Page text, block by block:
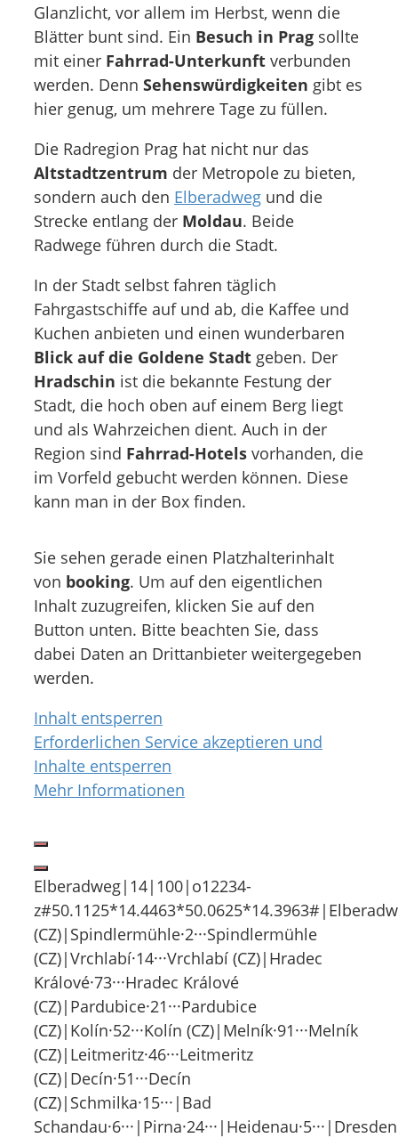
Glanzlicht, vor allem im Herbst, wenn die
Blätter bunt sind. Ein Besuch in Prag sollte
mit einer Fahrrad-Unterkunft verbunden
werden. Denn Sehenswürdigkeiten gibt es
hier genug, um mehrere Tage zu füllen.
Die Radregion Prag hat nicht nur das
Altstadtzentrum der Metropole zu bieten,
sondern auch den Elberadweg und die
Strecke entlang der Moldau. Beide
Radwege führen durch die Stadt.
In der Stadt selbst fahren täglich
Fahrgastschiffe auf und ab, die Kaffee und
Kuchen anbieten und einen wunderbaren
Blick auf die Goldene Stadt geben. Der
Hradschin ist die bekannte Festung der
Stadt, die hoch oben auf einem Berg liegt
und als Wahrzeichen dient. Auch in der
Region sind Fahrrad-Hotels vorhanden, die
im Vorfeld gebucht werden können. Diese
kann man in der Box finden.
Sie sehen gerade einen Platzhalterinhalt
von booking. Um auf den eigentlichen
Inhalt zuzugreifen, klicken Sie auf den
Button unten. Bitte beachten Sie, dass
dabei Daten an Drittanbieter weitergegeben
werden.
Inhalt entsperren
Erforderlichen Service akzeptieren und
Inhalte entsperren
Mehr Informationen
Elberadweg|14|100|o12234-
(CZ)|Spindlermühle·2···Spindlermühle
(CZ)|Vrchlabí·14···Vrchlabí (CZ)|Hradec
Králové·73···Hradec Králové
(CZ)|Pardubice·21···Pardubice
(CZ)|Kolín·52···Kolín (CZ)|Melník·91···Melník
(CZ)|Leitmeritz·46···Leitmeritz
(CZ)|Decín·51···Decín
(CZ)|Schmilka·15···|Bad